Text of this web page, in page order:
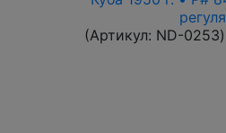
(Артикул: ND-0253)